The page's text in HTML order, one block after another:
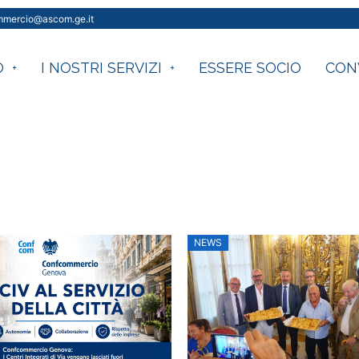
I NOSTRI SERVIZI ESSERE SOCIO
NEWS
Posted